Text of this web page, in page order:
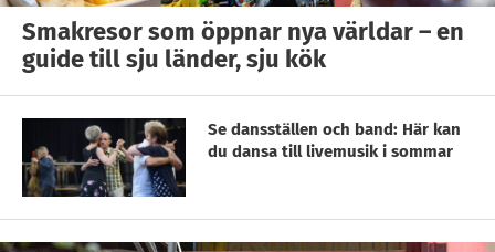
Smakresor som öppnar nya världar – en
guide till sju länder, sju kök
Se dansställen och band: Här kan
du dansa till livemusik i sommar